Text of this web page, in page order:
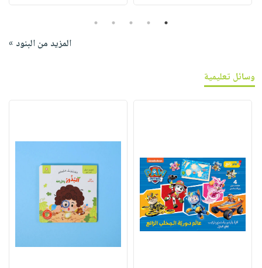
1
2
3
4
5
المزيد من البنود »
وسائل تعليمية